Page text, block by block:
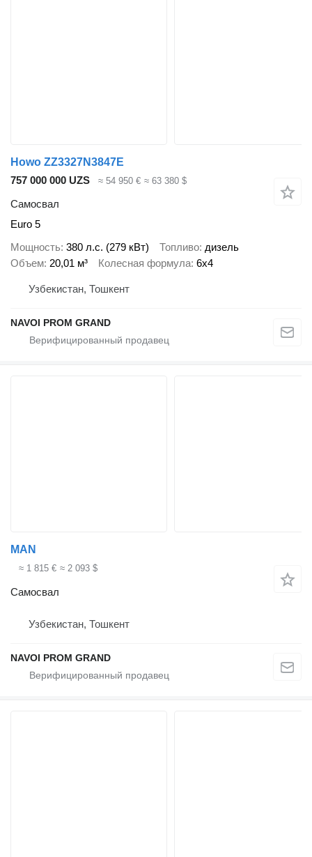
Howo ZZ3327N3847E
757 000 000 UZS
≈ 54 950 € ≈ 63 380 $
Самосвал
Euro 5
Мощность 380 л.с. (279 кВт) Топливо дизель
Объем 20,01 м³ Колесная формула 6x4
Узбекистан, Тошкент
NAVOI PROM GRAND
MAN
≈ 1 815 € ≈ 2 093 $
Самосвал
Узбекистан, Тошкент
NAVOI PROM GRAND